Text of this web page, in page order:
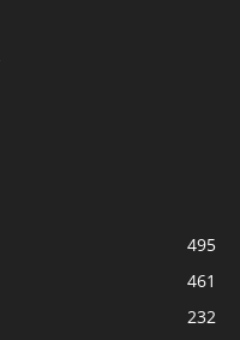
495
461
232